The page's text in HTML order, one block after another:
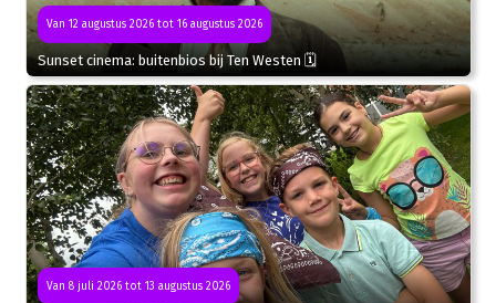
Van 12 augustus 2026 tot 16 augustus 2026
Sunset cinema: buitenbios bij Ten Westen 🗓
Van 8 juli 2026 tot 13 augustus 2026